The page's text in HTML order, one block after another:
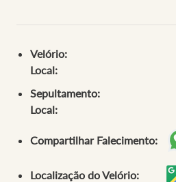
Velório:
Local:
Sepultamento:
Local:
Compartilhar Falecimento:
Localização do Velório: